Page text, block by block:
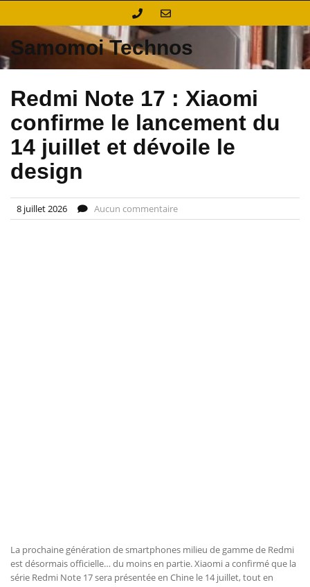
Samomoi Technos
Redmi Note 17 : Xiaomi
confirme le lancement du
14 juillet et dévoile le
design
8 juillet 2026 Aucun commentaire
La prochaine génération de smartphones milieu de gamme de Redmi
est désormais officielle… du moins en partie. Xiaomi a confirmé que la
série Redmi Note 17 sera présentée en Chine le 14 juillet, tout en